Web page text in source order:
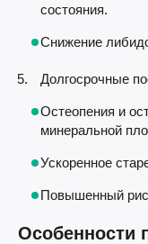
состояния.
Снижение
Долгосрочные
Остеопения и
минеральной
Ускоренное
Повышенный
Особенности